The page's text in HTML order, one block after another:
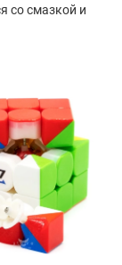
со смазкой и